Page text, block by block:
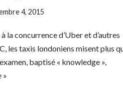
4, 2015
la concurrence d’Uber et d’autres
les taxis londoniens misent plus
baptisé « knowledge »,
»